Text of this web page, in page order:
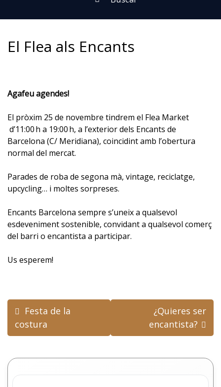
El Flea als Encants
Agafeu agendes!⁣
El pròxim 25 de novembre tindrem el Flea Market
d’11:00 h a 19:00 h, a l’exterior dels Encants de
Barcelona (C/ Meridiana), coincidint amb l’obertura
normal del mercat.
Parades de roba de segona mà, vintage, reciclatge,
upcycling… i moltes sorpreses.⁣
Encants Barcelona sempre s’uneix a qualsevol
esdeveniment sostenible, convidant a qualsevol comerç
del barri o encantista a participar.
Us esperem!
Navegación
de
Festa de la
costura
¿Quieres ser
encantista?